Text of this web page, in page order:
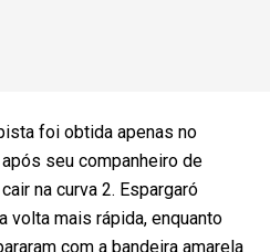
foi obtida apenas no
seu companheiro de
na curva 2. Espargaró
volta mais rápida, enquanto
com a bandeira amarela